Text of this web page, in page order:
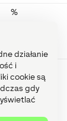
działanie
i
cookie są
gdy
%
-